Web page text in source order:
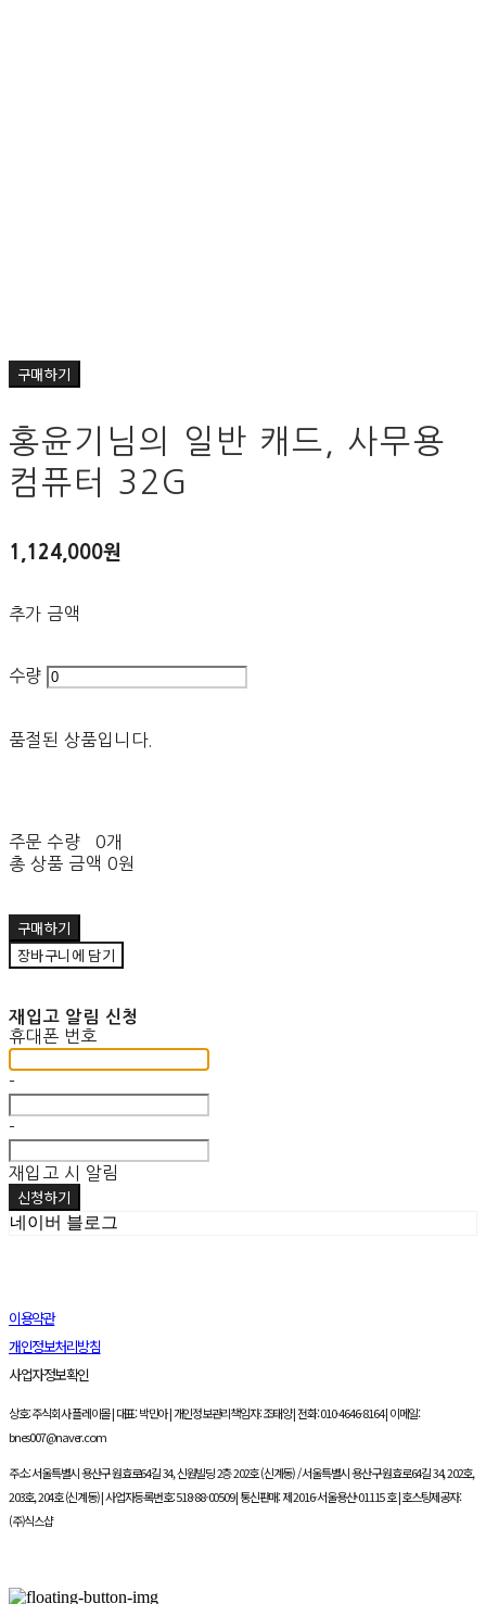
구매하기
홍윤기님의 일반 캐드, 사무용
컴퓨터 32G
1,124,000원
추가 금액
수량
품절된 상품입니다.
주문 수량
0개
총 상품 금액 0원
구매하기
장바구니에 담기
재입고 알림 신청
휴대폰 번호
-
-
재입고 시 알림
신청하기
네이버 블로그
이용약관
개인정보처리방침
사업자정보확인
상호: 주식회사 플레이몰 | 대표: 박민아 | 개인정보관리책임자: 조태양 | 전화: 010-4646-8164 | 이메일:
bnes007@naver.com
주소: 서울특별시 용산구 원효로64길 34, 신원빌딩 2층 202호 (신계동) / 서울특별시 용산구 원효로64길 34, 202호,
203호, 204호 (신계동) | 사업자등록번호:518-88-00509| 통신판매:제 2016-서울용산-01115 호| 호스팅제공자:
(주)식스샵